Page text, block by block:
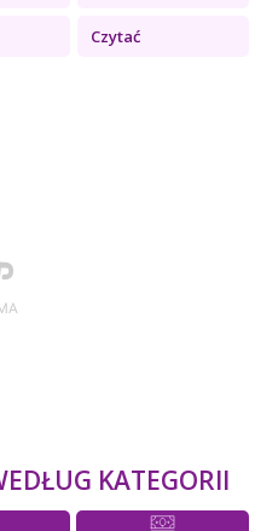
Czytać
KATEGORII